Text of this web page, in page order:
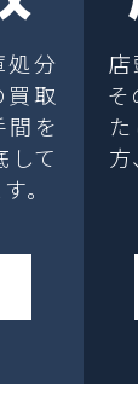
処分
取
間を
して
。
そ
方